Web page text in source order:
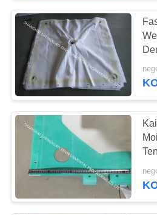
Bag Filter
tas mikron
penyaring